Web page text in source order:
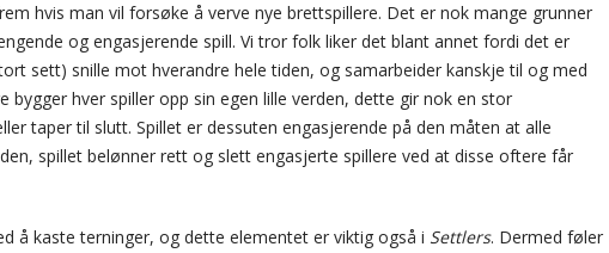
hvis man vil forsøke å verve nye brettspillere. Det er nok mange grunner
og engasjerende spill. Vi tror folk liker det blant annet fordi det er
sett) snille mot hverandre hele tiden, og samarbeider kanskje til og med
bygger hver spiller opp sin egen lille verden, dette gir nok en stor
taper til slutt. Spillet er dessuten engasjerende på den måten at alle
spillet belønner rett og slett engasjerte spillere ved at disse oftere får
å kaste terninger, og dette elementet er viktig også i Settlers. Dermed føler